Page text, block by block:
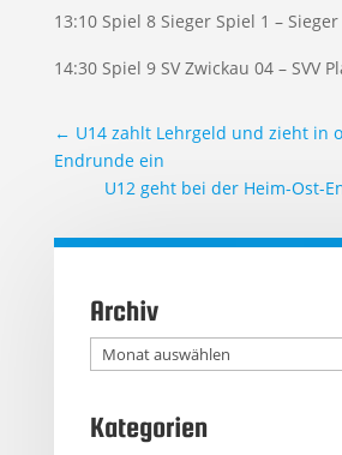
13:10 Spiel 8 Sieger Spiel 1 –
14:30 Spiel 9 SV Zwickau 04 – SVV
← U14 zahlt Lehrgeld und zieht in
Endrunde ein
U12 geht bei der Heim-Ost-
Archiv
Archiv
Kategorien